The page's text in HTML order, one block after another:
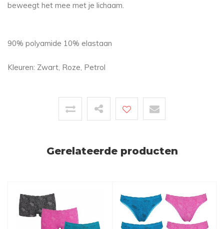
beweegt het mee met je lichaam.
90% polyamide 10% elastaan
Kleuren: Zwart, Roze, Petrol
Gerelateerde producten